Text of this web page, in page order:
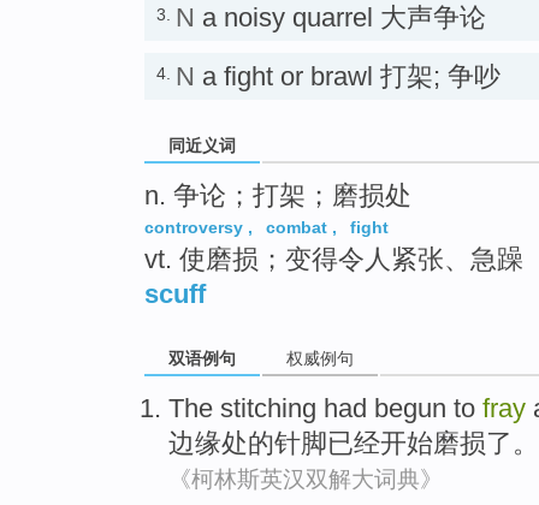
3. N a noisy quarrel 大声争论
4. N a fight or brawl 打架; 争吵
同近义词
n. 争论；打架；磨损处
controversy , combat , fight
vt. 使磨损；变得令人紧张、急躁
scuff
双语例句 权威例句
The stitching had begun to fray
边缘处的针脚已经开始磨损了 。
《柯林斯英汉双解大词典》